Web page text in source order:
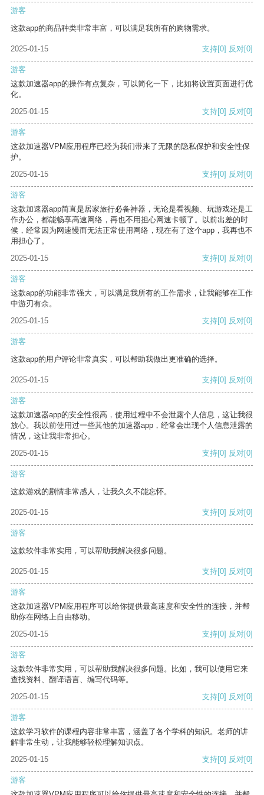
游客
这款app的商品种类非常丰富，可以满足我所有的购物需求。
2025-01-15 支持[0] 反对[0]
游客
这款加速器app的操作有点复杂，可以简化一下，比如将设置页面进行优
化。
2025-01-15
支持[0] 反对[0]
游客
这款加速器VPM应用程序已经为我们带来了无限的隐私保护和安全性保
护。
2025-01-15
支持[0] 反对[0]
游客
这款加速器app简直是居家旅行必备神器，无论是看视频、玩游戏还是工
作办公，都能畅享高速网络，再也不用担心网速卡顿了。以前出差的时
候，经常因为网速慢而无法正常使用网络，现在有了这个app，我再也不
用担心了。
2025-01-15
支持[0] 反对[0]
游客
这款app的功能非常强大，可以满足我所有的工作需求，让我能够在工作
中游刃有余。
2025-01-15
支持[0] 反对[0]
游客
这款app的用户评论非常真实，可以帮助我做出更准确的选择。
2025-01-15 支持[0] 反对[0]
游客
这款加速器app的安全性很高，使用过程中不会泄露个人信息，这让我很
放心。我以前使用过一些其他的加速器app，经常会出现个人信息泄露的
情况，这让我非常担心。
2025-01-15
支持[0] 反对[0]
游客
这款游戏的剧情非常感人，让我久久不能忘怀。
2025-01-15 支持[0] 反对[0]
游客
这款软件非常实用，可以帮助我解决很多问题。
2025-01-15 支持[0] 反对[0]
游客
这款加速器VPM应用程序可以给你提供最高速度和安全性的连接，并帮
助你在网络上自由移动。
2025-01-15
支持[0] 反对[0]
游客
这款软件非常实用，可以帮助我解决很多问题。比如，我可以使用它来
查找资料、翻译语言、编写代码等。
2025-01-15
支持[0] 反对[0]
游客
这款学习软件的课程内容非常丰富，涵盖了各个学科的知识。老师的讲
解非常生动，让我能够轻松理解知识点。
2025-01-15
支持[0] 反对[0]
游客